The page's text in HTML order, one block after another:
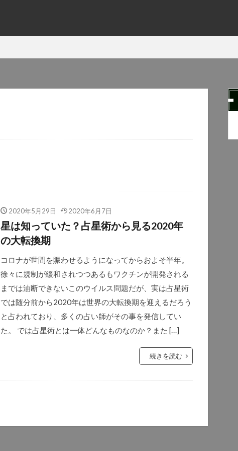
2020年5月29日 2020年6月7日
星は知っていた？占星術から見る2020年
の大転換期
コロナが世間を賑わせるようになってからおよそ半年。
徐々に規制が緩和されつつあるもワクチンが開発される
までは油断できないこのウイルス問題だが、実は占星術
では随分前から2020年は世界の大転換期を迎えるだろう
と占われており、多くの占い師がその事を発信してい
た。 では占星術とは一体どんなものなのか？また […]
続きを読む